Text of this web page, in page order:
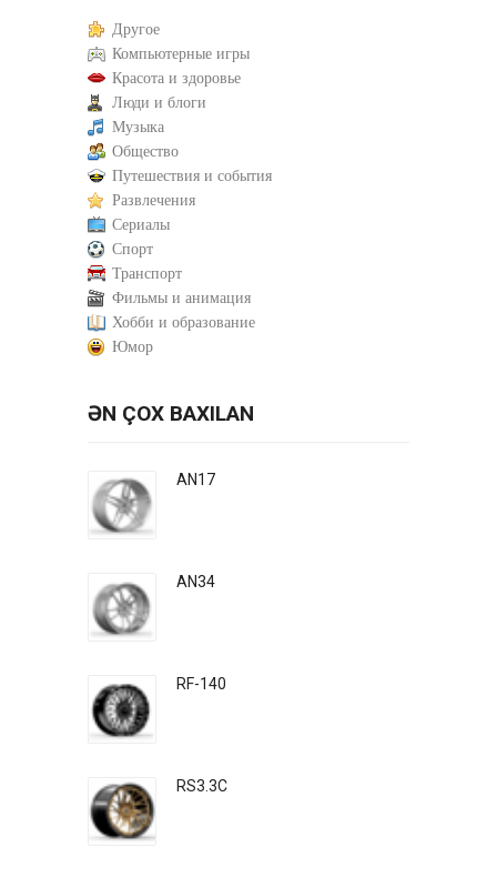
Другое
Компьютерные игры
Красота и здоровье
Люди и блоги
Музыка
Общество
Путешествия и события
Развлечения
Сериалы
Спорт
Транспорт
Фильмы и анимация
Хобби и образование
Юмор
ƏN ÇOX BAXILAN
AN17
AN34
RF-140
RS3.3C